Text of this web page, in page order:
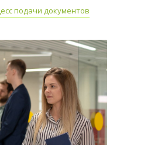
подачи документов